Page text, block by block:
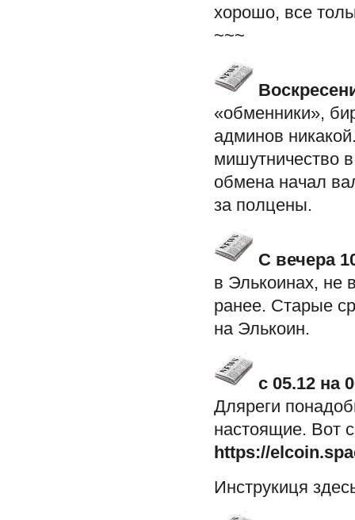
хорошо, все
~~~
«обменники»,
админов
мишутничество
обмена начал
за полцены.
С вечера
в Элькоинах, не
ранее. Старые
на Элькоин.
с 05.12 на
Дляреги
настоящие. Вот
https://
Инструкиця